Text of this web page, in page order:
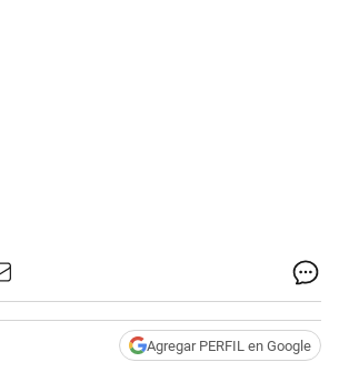
Agregar PERFIL en Google